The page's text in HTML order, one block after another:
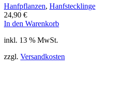
Hanfpflanzen, Hanfstecklinge
24,90 €
In den Warenkorb
inkl. 13 % MwSt.
zzgl. Versandkosten